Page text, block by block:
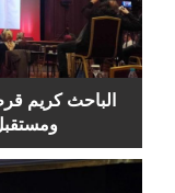
الباحث كريم